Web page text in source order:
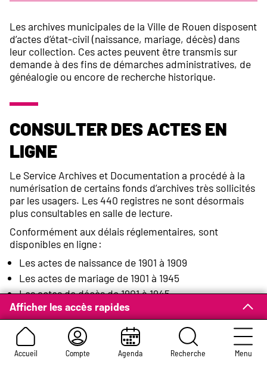
Accueil Compte Agenda Recherche Menu
Afficher les accès rapides
Les archives municipales de la Ville de Rouen disposent
d’actes d’état-civil (naissance, mariage, décès) dans
leur collection. Ces actes peuvent être transmis sur
demande à des fins de démarches administratives, de
généalogie ou encore de recherche historique.
Consulter des actes en
ligne
Le Service Archives et Documentation a procédé à la
numérisation de certains fonds d’archives très sollicités
par les usagers. Les 440 registres ne sont désormais
plus consultables en salle de lecture.
Conformément aux délais réglementaires, sont
disponibles en ligne :
Les actes de naissance de 1901 à 1909
Les actes de mariage de 1901 à 1945
Les actes de décès de 1901 à 1945
Les tables décennales des naissances de 1903 à 1942
Les tables décennales des mariages de 1903 à 1942
Les tables décennales des décès de 1903 à 1952
Plus de 82 600 pages numérisées de l’état-civil sont